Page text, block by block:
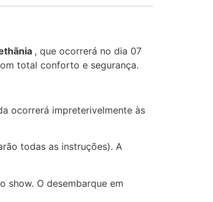
, que ocorrerá no dia 07
total conforto e segurança.
ocorrerá impreterivelmente às
todas as instruções). A
show. O desembarque em